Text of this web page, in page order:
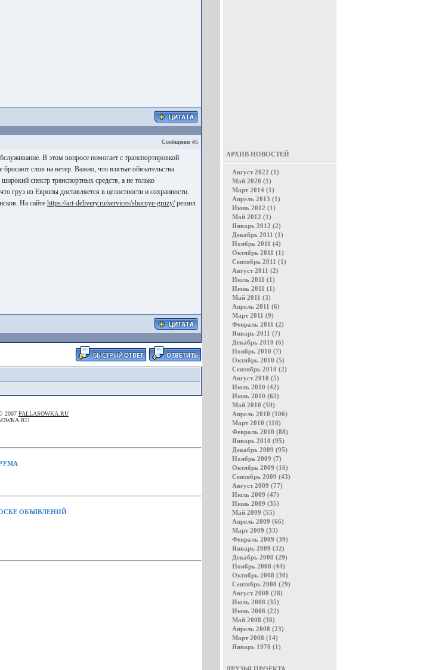
Сообщение #5
В этом вопросе помогает с транспортировкой
слов на ветер. Важно, что взятые обязательства
спектр транспортных средств, а не только
груз из Европы доставляется в целостности и сохранности.
На сайте https://art-delivery.ru/services/sbornye-gruzy/решил
2007 PALLASOWKA.RU
ОБЪЯВЛЕНИЙ
АРХИВ НОВОСТЕЙ
Август 2022 (1)
Май 2020 (1)
Март 2014 (1)
Апрель 2013 (1)
Июнь 2012 (1)
Май 2012 (1)
Январь 2012 (2)
Декабрь 2011 (1)
Ноябрь 2011 (4)
Октябрь 2011 (1)
Сентябрь 2011 (1)
Август 2011 (2)
Июль 2011 (1)
Июнь 2011 (1)
Май 2011 (3)
Апрель 2011 (6)
Март 2011 (9)
Февраль 2011 (2)
Январь 2011 (7)
Декабрь 2010 (6)
Ноябрь 2010 (7)
Октябрь 2010 (5)
Сентябрь 2010 (2)
Август 2010 (5)
Июль 2010 (42)
Июнь 2010 (63)
Май 2010 (59)
Апрель 2010 (106)
Март 2010 (118)
Февраль 2010 (88)
Январь 2010 (95)
Декабрь 2009 (95)
Ноябрь 2009 (7)
Октябрь 2009 (16)
Сентябрь 2009 (43)
Август 2009 (77)
Июль 2009 (47)
Июнь 2009 (35)
Май 2009 (55)
Апрель 2009 (66)
Март 2009 (33)
Февраль 2009 (39)
Январь 2009 (32)
Декабрь 2008 (29)
Ноябрь 2008 (44)
Октябрь 2008 (30)
Сентябрь 2008 (29)
Август 2008 (28)
Июль 2008 (35)
Июнь 2008 (22)
Май 2008 (38)
Апрель 2008 (23)
Март 2008 (14)
Январь 1970 (1)